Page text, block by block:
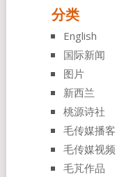
分类
English
国际新闻
图片
新西兰
桃源诗社
毛传媒播客
毛传媒视频
毛芃作品